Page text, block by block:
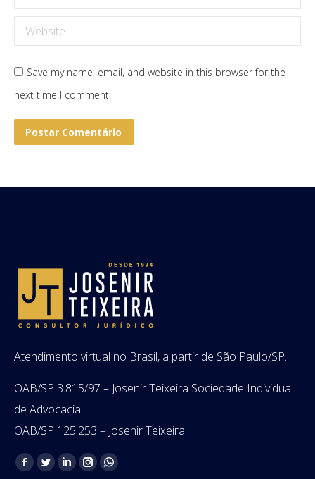
Website
Save my name, email, and website in this browser for the
next time I comment.
Postar Comentário
Atendimento virtual no Brasil, a partir de São Paulo/SP.
OAB/SP 3.815/97 – Josenir Teixeira Sociedade Individual
de Advocacia
OAB/SP 125.253 – Josenir Teixeira
Encontre-nos em:
Facebook
TwitterLinkedinInstagramWhatsapp